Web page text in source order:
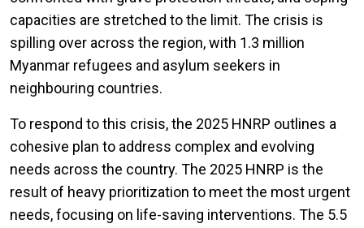
capacities are stretched to the limit. The crisis is
spilling over across the region, with 1.3 million
Myanmar refugees and asylum seekers in
neighbouring countries.
To respond to this crisis, the 2025 HNRP outlines a
cohesive plan to address complex and evolving
needs across the country. The 2025 HNRP is the
result of heavy prioritization to meet the most urgent
needs, focusing on life-saving interventions. The 5.5